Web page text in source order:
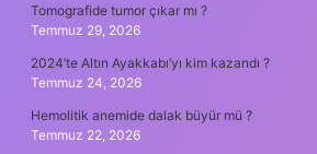
Tomografide tumor çıkar mı ?
Temmuz 29, 2026
2024’te Altın Ayakkabı’yı kim kazandı ?
Temmuz 24, 2026
Hemolitik anemide dalak büyür mü ?
Temmuz 22, 2026